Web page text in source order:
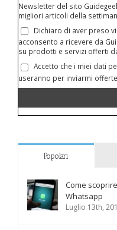
Newsletter del sito
migliori articoli della
Dichiaro di aver preso
acconsento a ricevere da
su prodotti e servizi offerti
Accetto che i miei dati
useranno per inviarmi
Popolari
Come
Whatsapp
Luglio 13th,